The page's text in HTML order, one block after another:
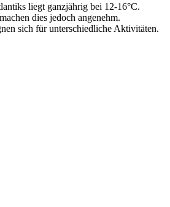
liegt ganzjährig bei 12-16°C.
dies jedoch angenehm.
sich für unterschiedliche Aktivitäten.